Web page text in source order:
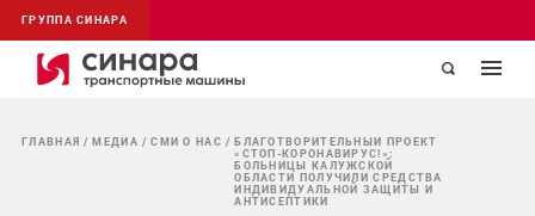
ГРУППА СИНАРА
ГЛАВНАЯ МЕДИА СМИ О НАС
БЛАГОТВОРИТЕЛЬНЫЙ ПРОЕКТ
«СТОП-КОРОНАВИРУС!»:
БОЛЬНИЦЫ КАЛУЖСКОЙ
ОБЛАСТИ ПОЛУЧИЛИ СРЕДСТВА
ИНДИВИДУАЛЬНОЙ ЗАЩИТЫ И
АНТИСЕПТИКИ